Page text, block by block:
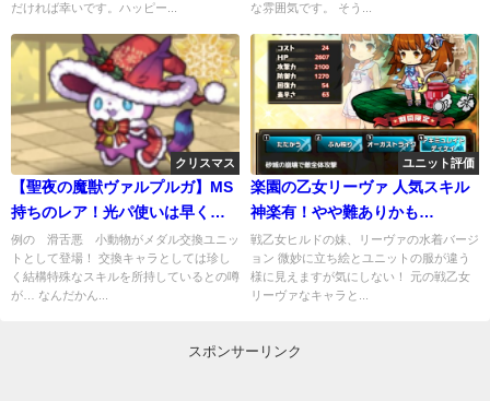
だければ幸いです。ハッピー...
な雰囲気です。 そう...
クリスマス
【聖夜の魔獣ヴァルプルガ】MS
持ちのレア！光パ使いは早く交
換して⁉
例の 滑舌悪 小動物がメダル交換ユニッ
トとして登場！ 交換キャラとしては珍し
く結構特殊なスキルを所持しているとの噂
が… なんだかん...
ユニット評価
楽園の乙女リーヴァ 人気スキル
神楽有！やや難ありかも…
戦乙女ヒルドの妹、リーヴァの水着バージ
ョン 微妙に立ち絵とユニットの服が違う
様に見えますが気にしない！ 元の戦乙女
リーヴァなキャラと...
スポンサーリンク